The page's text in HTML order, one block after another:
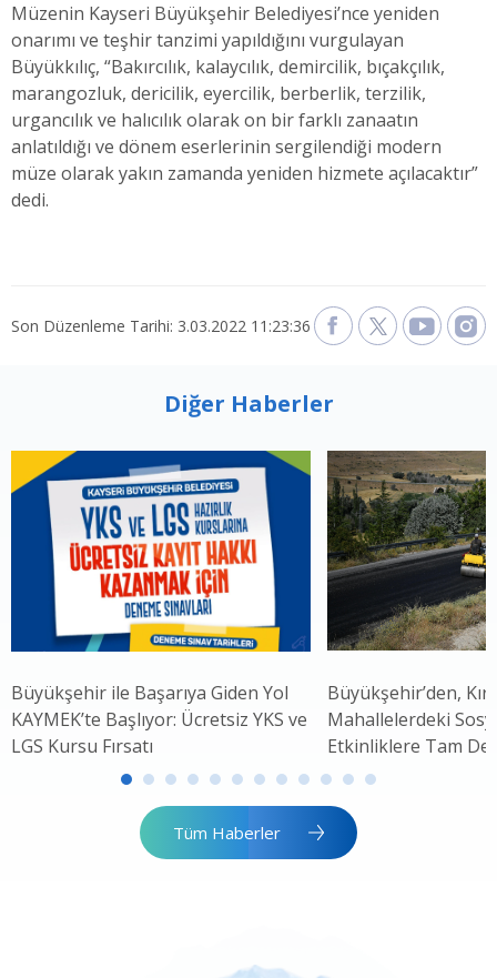
Müzenin Kayseri Büyükşehir Belediyesi’nce yeniden
onarımı ve teşhir tanzimi yapıldığını vurgulayan
Büyükkılıç, “Bakırcılık, kalaycılık, demircilik, bıçakçılık,
marangozluk, dericilik, eyercilik, berberlik, terzilik,
urgancılık ve halıcılık olarak on bir farklı zanaatın
anlatıldığı ve dönem eserlerinin sergilendiği modern
müze olarak yakın zamanda yeniden hizmete açılacaktır”
dedi.
Son Düzenleme Tarihi: 3.03.2022 11:23:36
Diğer Haberler
Büyükşehir ile Başarıya Giden Yol
KAYMEK’te Başlıyor: Ücretsiz YKS ve
LGS Kursu Fırsatı
Büyükşehir’den,
Mahallelerdeki
Etkinliklere Tam
Tüm Haberler